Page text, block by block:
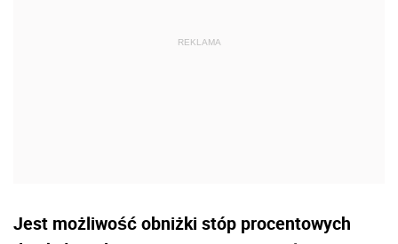
Jest możliwość obniżki stóp procentowych